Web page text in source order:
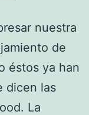
nuestra
de
éstos ya han
dicen las
La